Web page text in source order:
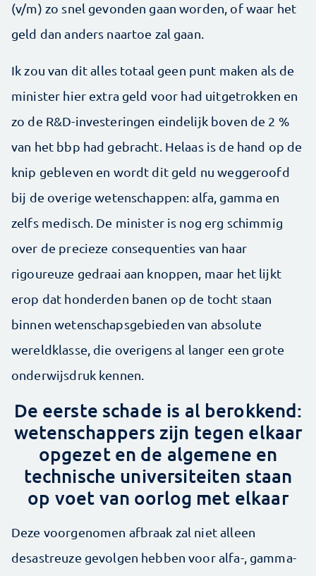
(v/m) zo snel gevonden gaan worden, of waar het
geld dan anders naartoe zal gaan.
Ik zou van dit alles totaal geen punt maken als de
minister hier extra geld voor had uitgetrokken en
zo de R&D-investeringen eindelijk boven de 2 %
van het bbp had gebracht. Helaas is de hand op de
knip gebleven en wordt dit geld nu weggeroofd
bij de overige wetenschappen: alfa, gamma en
zelfs medisch. De minister is nog erg schimmig
over de precieze consequenties van haar
rigoureuze gedraai aan knoppen, maar het lijkt
erop dat honderden banen op de tocht staan
binnen wetenschapsgebieden van absolute
wereldklasse, die overigens al langer een grote
onderwijsdruk kennen.
De eerste schade is al berokkend:
wetenschappers zijn tegen elkaar
opgezet en de algemene en
technische universiteiten staan
op voet van oorlog met elkaar
Deze voorgenomen afbraak zal niet alleen
desastreuze gevolgen hebben voor alfa-, gamma-